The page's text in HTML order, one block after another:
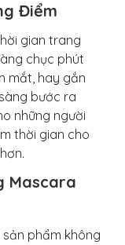
Điểm
gian trang
chục phút
mắt, hay gắn
bước ra
những người
thời gian cho
Mascara
phẩm không